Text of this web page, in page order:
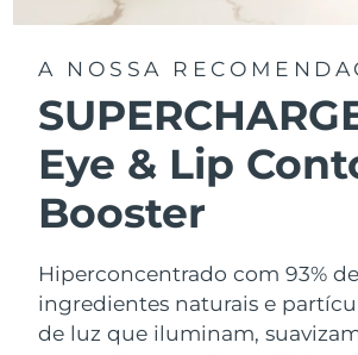
A NOSSA
Eye & Lip
Booster
Hiperconcentrado com 93% de
ingredientes naturais e
de luz que iluminam,